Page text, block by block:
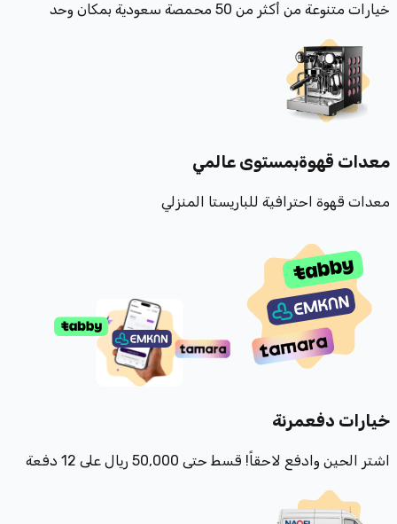
خيارات متنوعة من أكثر من 50 محمصة سعودية بمكان وحد
معدات قهوةبمستوى عالمي
معدات قهوة احترافية للباريستا المنزلي
خيارات دفعمرنة
اشتر الحين وادفع لاحقاً! قسط حتى 50,000 ريال على 12 دفعة